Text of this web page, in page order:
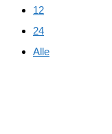
12
24
Alle